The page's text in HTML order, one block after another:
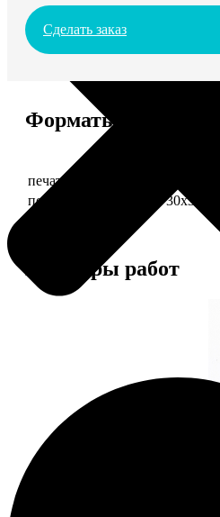
Сделать заказ
Форматы и цены
печать фото на холсте 30х30
печать фото на холсте 30х30 в
Примеры работ